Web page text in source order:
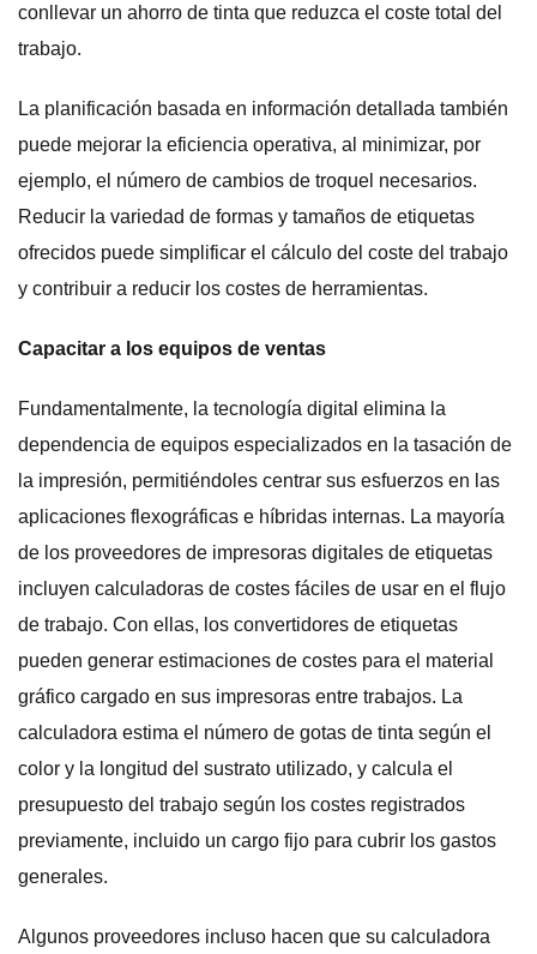
conllevar un ahorro de tinta que reduzca el coste total del
trabajo.
La planificación basada en información detallada también
puede mejorar la eficiencia operativa, al minimizar, por
ejemplo, el número de cambios de troquel necesarios.
Reducir la variedad de formas y tamaños de etiquetas
ofrecidos puede simplificar el cálculo del coste del trabajo
y contribuir a reducir los costes de herramientas.
Capacitar a los equipos de ventas
Fundamentalmente, la tecnología digital elimina la
dependencia de equipos especializados en la tasación de
la impresión, permitiéndoles centrar sus esfuerzos en las
aplicaciones flexográficas e híbridas internas. La mayoría
de los proveedores de impresoras digitales de etiquetas
incluyen calculadoras de costes fáciles de usar en el flujo
de trabajo. Con ellas, los convertidores de etiquetas
pueden generar estimaciones de costes para el material
gráfico cargado en sus impresoras entre trabajos. La
calculadora estima el número de gotas de tinta según el
color y la longitud del sustrato utilizado, y calcula el
presupuesto del trabajo según los costes registrados
previamente, incluido un cargo fijo para cubrir los gastos
generales.
Algunos proveedores incluso hacen que su calculadora